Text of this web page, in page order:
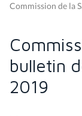
Commission de la
bulletin
2019